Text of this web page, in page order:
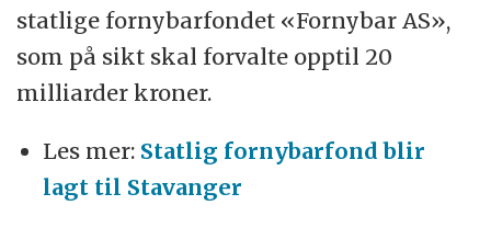
statlige fornybarfondet «Fornybar AS»,
som på sikt skal forvalte opptil 20
milliarder kroner.
Les mer: Statlig fornybarfond blir
lagt til Stavanger